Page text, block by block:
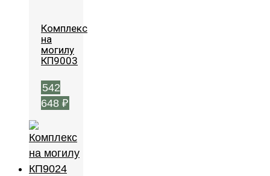
Комплекс
на
могилу
КП9003
542
648 ₽